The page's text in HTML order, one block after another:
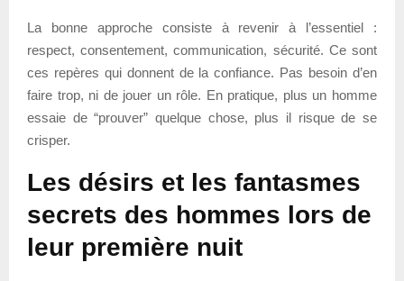
La bonne approche consiste à revenir à l’essentiel :
respect, consentement, communication, sécurité. Ce sont
ces repères qui donnent de la confiance. Pas besoin d’en
faire trop, ni de jouer un rôle. En pratique, plus un homme
essaie de “prouver” quelque chose, plus il risque de se
crisper.
Les désirs et les fantasmes
secrets des hommes lors de
leur première nuit